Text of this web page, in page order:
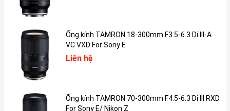
Tính năng màn hình
144g
Bluetooth 5.0
Đặc điểm nổi bật của iPhone SE 2022
iPhone SE 2022 được trang bị Chip A15 Bionic thần tốc và kết nối
5G siêu nhanh. Đây là những điểm hiện đại nhất hiện có tại Apple
Ống kính TAMRON 18-300mm F3.5-6.3 Di III-A
VC VXD For Sony E
Liên hệ
Ống kính TAMRON 70-300mm F4.5-6.3 Di III RXD
For Sony E/ Nikon Z